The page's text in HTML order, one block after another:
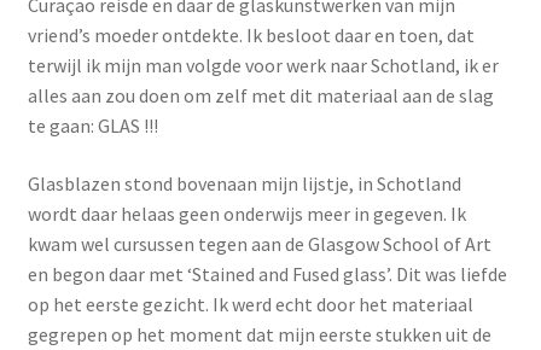
Over
Terugbetaal- en retourneringsbeleid
Winkelmandje
Curaçao reisde en daar de glaskunstwerken van mijn
vriend’s moeder ontdekte. Ik besloot daar en toen, dat
terwijl ik mijn man volgde voor werk naar Schotland, ik er
alles aan zou doen om zelf met dit materiaal aan de slag
te gaan: GLAS !!!
Glasblazen stond bovenaan mijn lijstje, in Schotland
wordt daar helaas geen onderwijs meer in gegeven. Ik
kwam wel cursussen tegen aan de Glasgow School of Art
en begon daar met ‘Stained and Fused glass’. Dit was liefde
op het eerste gezicht. Ik werd echt door het materiaal
gegrepen op het moment dat mijn eerste stukken uit de